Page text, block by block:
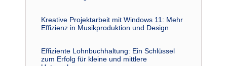
Kreative Projektarbeit mit Windows 11: Mehr
Effizienz in Musikproduktion und Design
Effiziente Lohnbuchhaltung: Ein Schlüssel
zum Erfolg für kleine und mittlere